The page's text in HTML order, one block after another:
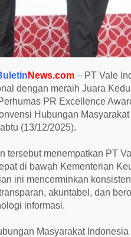
News.com – PT Vale
dengan meraih Juara
PR Excellence
Hubungan
(13/12/2025).
tersebut menempatkan PT
di bawah Kementerian
ini mencerminkan
akuntabel, dan
informasi.
Masyarakat